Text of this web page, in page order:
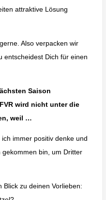
attraktive Lösung
Also verpacken wir
entscheidest Dich für einen
Saison
wird nicht unter die
weil …
immer positiv denke und
bin, um Dritter
Blick zu deinen Vorlieben: